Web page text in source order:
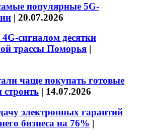
популярные 5G-
| 20.07.2026
сигналом десятки
трассы Поморья |
чаще покупать готовые
строить | 14.07.2026
электронных гарантий
бизнеса на 76% |